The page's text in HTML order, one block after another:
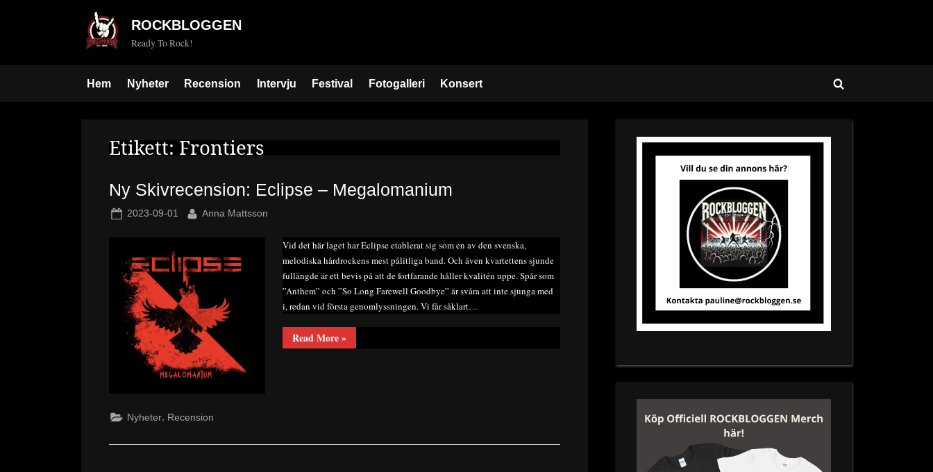
ROCKBLOGGEN
Ready To Rock!
Hem Nyheter Recension Intervju Festival Fotogalleri Konsert
Toggle
Etikett: Frontiers
Ny Skivrecension: Eclipse – Megalomanium
Posted
2023-09-01 By
Anna Mattsson
Vid det här laget har Eclipse etablerat sig som en av den svenska,
melodiska hårdrockens mest pålitliga band. Och även kvartettens sjunde
fullängde är ett bevis på att de fortfarande håller kvalitén uppe. Spår som
”Anthem” och ”So Long Farewell Goodbye” är svåra att inte sjunga med
i, redan vid första genomlyssningen. Vi får såklart…
Read More“Ny
Skivrecension:
»
Nyheter, Recension